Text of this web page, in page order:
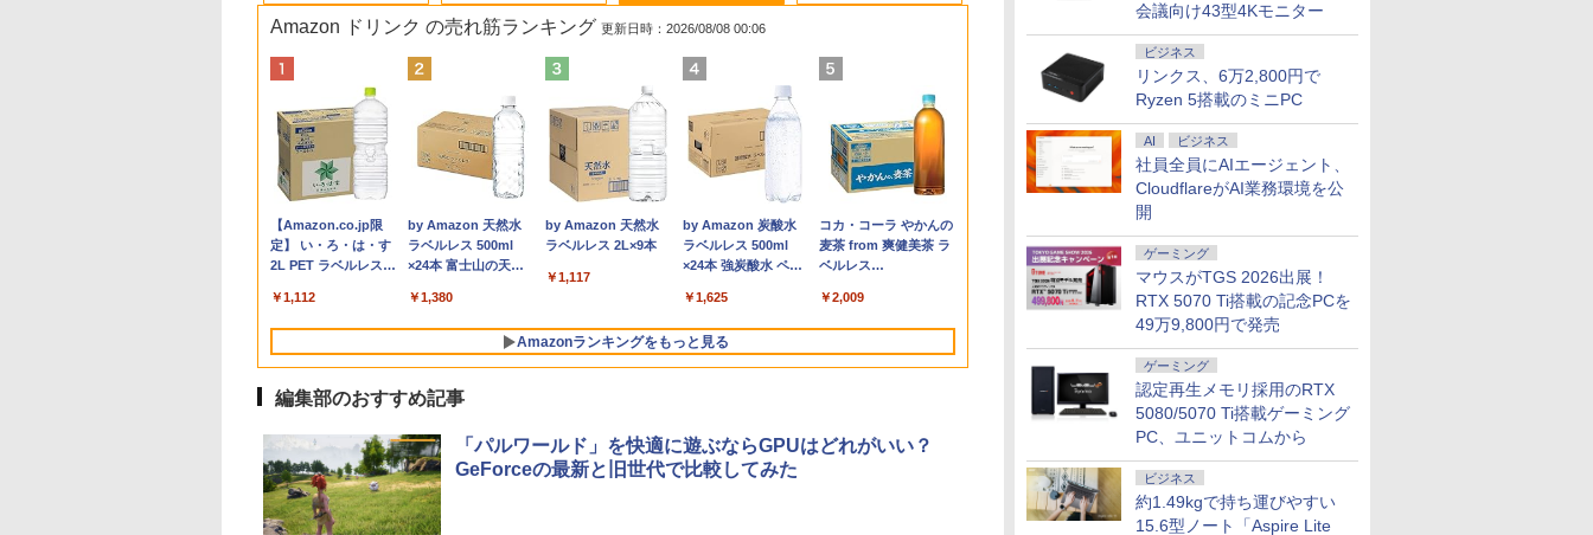
会議向け43型4Kモニター
ビジネス
リンクス、6万2,800円で
Ryzen 5搭載のミニPC
AI ビジネス
社員全員にAIエージェント、
CloudflareがAI業務環境を公
開
ゲーミング
マウスがTGS 2026出展！
RTX 5070 Ti搭載の記念PCを
49万9,800円で発売
ゲーミング
認定再生メモリ採用のRTX
5080/5070 Ti搭載ゲーミング
PC、ユニットコムから
ビジネス
約1.49kgで持ち運びやすい
15.6型ノート「Aspire Lite
【中古】【安心保証】
Windows ノートPC
2018年 NEC
ノートパソコン パナソ
ニック レッツ CF-SV1
第11世代 Core i5
Windows11 12.1型 メ
モリ16GB
SSD512GB/1TB 12イ
ンチ液晶 WUXGA
1920x1200 ノート Wi-
手国産メーカー 小型 軽
量 パソコン 中古パソコ
【期間限定・レビュー
で1年保証！】 【中
古】 Apple MacBook
Air 2020 M1 256GB
SSD 16GB メモリ 13イ
ンチ 【A2337】 本体
Anker ACアダプター＆
ケーブル付き 送料無料
【展示品】 Microsoft
マイクロソフト
Surface Pro 第11世代
Snapdragon X Plus/
メモリ 16GB / SSD
512GB / 顔認証/ タッ
チパネル/ NPU搭載/ キ
ーボード スリム ペン
ァイア
Microsoft｜マイクロ
ソフト ノートパソコン
特別モデル Surface
Laptop 13 インチ オー
30766 [Copilot+ PC
/13.0型 /Windows11
Plus /メモリ：16GB
能]
【マラソン限定価格】中古 Panasonic Let's note CF-SV1 Core i5 1145G7 第11世代CPU メモリ16GB
12インチ WUXGA Windows11 Pro CF-SV1RDLKS 1年保証 Bランク ノートパソコン【CA】 レッツノ
トパソコン 中古パソコン 中古ノートpc 中古pc win11
ポイント10倍 送料無料 中古パソコン
Windows 11 Pro 64bit 搭載 DELL
OptiPlex シリーズ（7010等） Core i7
第3世代 3770 3.4G/メモリ
8G/HDD500GB/DVD-ROM/激安セール
＼11日まで限定価格／ゲーミングPC
セット 新品 RTX5060 Ryzen7 5700X
メモリ16GB SSD500GB Windows11
デスクトップPC モニター付き 23.8型
IPS 100Hz 1年保証 高性能 配信 動画編
集 eスポーツ 初心者 一式 ゲーミング
パソコン デスクトップパソコン
LENOVO レノボ ThinkStation
PGX(30KL0005JP)
ポイント10倍 送料無料 中古パソコン
Windows 11 Pro 64bit 搭載 DELL
OptiPlex シリーズ（7010等） Core i7
第3世代 3770 3.4G/メモリ
8G/HDD500GB/DVD-ROM/激安セール
＼11日まで限定価格／ゲーミングPC
メモリ16GB SSD500GB Windows11
デスクトップPC モニター付き 23.8型
集 eスポーツ 初心者 一式 ゲーミング
PHILIPS 241V8 LED液
晶モニター 23.8インチ
ワイド ブラック
1920×1080 （フル
HD）16:9 IPSパネル
非光沢 ノングレア 液
晶ディスプレイ HDMI
switch 対応 スイッチ
【楽天1位!1,600円
OFFクーポン 8/4
20:00-8/11 01:59】
Xiaomi Monitor A24i
2026 ディスプレイ
1080P 23.8インチ
144Hzリフレッシュレ
ート sRGB99% 1670
万色 300nits ΔE＜1 低
TÜV認証 目にやさしい
調整可能なスタンド
ASUS エイスース 液
晶ディスプレイ Eye
Care ［23.8型 / フル
HD(1920×1080) / ワイ
ド］ VA249HG
アイオーデータ｜I-O
DATA 液晶ディスプレイ
(23.8型/ADS/FullHD
1920×1080/100Hz/5ms/HDMI/DP/USB
Type-C/VESA/5年保
証・無輝点保証)(ホワイ
ト) LCD-C242SDW
Philips｜フィリップス
液晶ディスプレイ(23.8
型/IPS/WQHD
2560×1440/75Hz/1ms)
24E1N5600E/11
【2,000円クーポン＋P最大31.5%還元！】KTC MegPad
25インチ Android 14搭載 スマートタブレット ディスプレ
イ モバイルモニター FHD 10点マルチタッチ 8GB+128GB
Qualcommチップ ビジネス/移動/家庭用 レディース
B [27型 /WQHD(2560×1440） /ワイド /100Hz]
ROCKIN'ON JAPAN
(ロッキング・オン・ジ
ャパン) 2026年 10月号
BARFOUT! SPECIAL
EDITION EARLY
AUTUMN 2026 / TIME
TRAVEL 岩本 照
（Snow Man） [ ブラ
ウンズブックス ]
九条の大罪（17） 【電
子書籍】[ 真鍋昌平 ]
￥759
転生したらスライムだ
った件 異聞 〜魔国
暮らしのトリニティ〜
（14） 【電子書籍】[
SAPIX 小3 サピックス
デイリー/チャレンジ
算数 【計34回分】通年
セット 2020 090R2D
ふかふかダンジョン攻
略記〜俺の異世界転生
冒険譚〜/ 20 【電子書
籍】[ KAKERU ]
ギルティサークル
（21） 【電子書籍】[
山本やみー ]
￥792
かけたがギフト『無限
ガチャ』でレベル9999
元パーティーメンバー
ぁ！』します！【電子
書籍】
Anker Soundcore
P40i オフホワイト
Anker Soundcore
P31i ホワイト
Anker Soundcore
Liberty 5 ミッドナイ
【2026年アップグレ
ード版】AOKIMI ワ
イヤレスイヤホン
V12 小型軽量 ブルー
トゥースHi-Fi 最大
36時間再生 ぶるーと
ゅーす コードレス
ク付き 防水 タッチ式
音量調整 スポーツ/通
￥2,599
Xiaomi シャオミ
REDMI Buds 8 Lite ワ
イヤレスイヤホン
キャンセリング ANC
36時間再生
￥3,480
BRUCE WAYNE feat.
Flo Milli, ATL Jacob
[Explicit]
￥250
BRUCE WAYNE feat.
Flo Milli, ATL Jacob
[Explicit]
￥250
On My Road
(Stadium ver.)
￥250
On My Road
(Stadium ver.)
BUGS LIFE
￥250
Amazon ドリンク の売れ筋ランキング 更新日時：2026/08/08 00:06
【Amazon.co.jp限
定】 い・ろ・は・す
2L PET ラベルレス
￥1,112
by Amazon 天然水
ラベルレス 500ml
×24本 富士山の天然
ミネラルウォーター
ペットボトル 静岡県
産 500ミリリットル
(Smart Basic)
￥1,380
by Amazon 天然水
ラベルレス 2L×9本
￥1,117
by Amazon 炭酸水
ラベルレス 500ml
×24本 強炭酸水 ペッ
ットル (Smart
Basic)
￥1,625
コカ・コーラ やかんの
麦茶 from 爽健美茶 ラ
ベルレス
￥2,009
Amazonランキングをもっと見る
編集部のおすすめ記事
「パルワールド」を快適に遊ぶならGPUはどれがいい？
GeForceの最新と旧世代で比較してみた